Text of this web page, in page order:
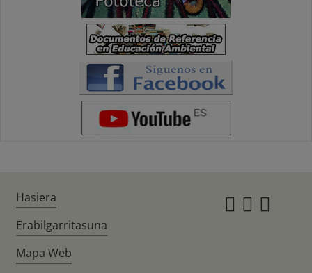
Hasiera
Erabilgarritasuna
Mapa Web